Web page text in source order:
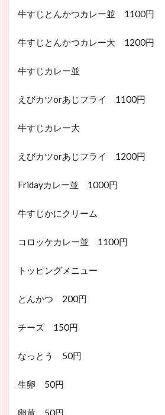
牛すじとんかつカレー並 1100円
牛すじとんかつカレー大 1200円
牛すじカレー並
えびカツorあじフライ 1100円
牛すじカレー大
えびカツorあじフライ 1200円
Fridayカレー並 1000円
牛すじかにクリーム
コロッケカレー並 1100円
トッピングメニュー
とんかつ 200円
チーズ 150円
なっとう 50円
生卵 50円
卵黄 50円